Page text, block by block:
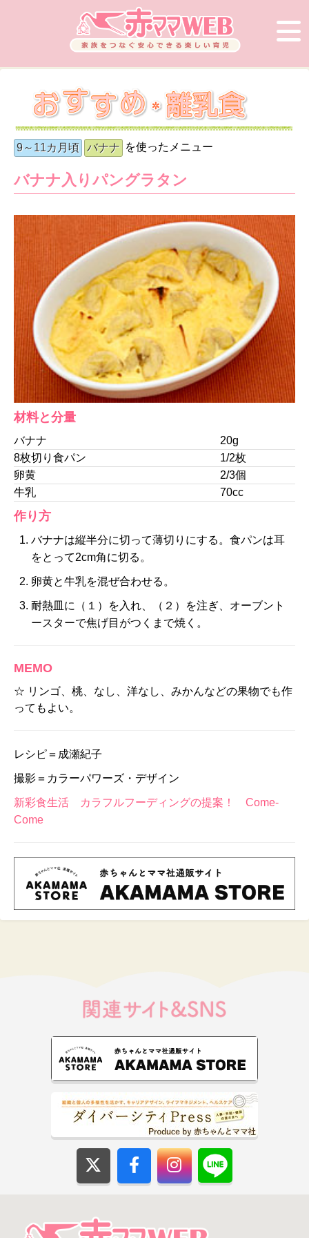
9～11カ月頃 バナナ を使ったメニュー
バナナ入りパングラタン
材料と分量
バナナ
20g
8枚切り食パン
1/2枚
卵黄
2/3個
牛乳
70cc
作り方
バナナは縦半分に切って薄切りにする。食パンは耳
をとって2cm角に切る。
卵黄と牛乳を混ぜ合わせる。
耐熱皿に（１）を入れ、（２）を注ぎ、オーブント
ースターで焦げ目がつくまで焼く。
MEMO
☆ リンゴ、桃、なし、洋なし、みかんなどの果物でも作
ってもよい。
レシピ＝成瀬紀子
撮影＝カラーパワーズ・デザイン
新彩食生活 カラフルフーディングの提案！ Come-
Come